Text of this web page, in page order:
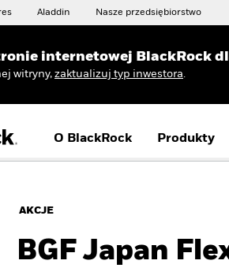
Aladdin Nasze przedsiębiorstwo
internetowej BlackRock
witryny, zaktualizuj typ inwestora
O BlackRock Produkty
AKCJE
BGF Japan